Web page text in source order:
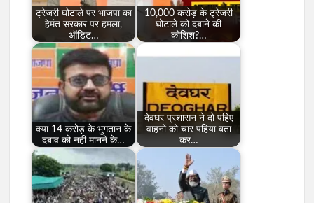
ट्रेजरी घोटाले पर भाजपा का
हेमंत सरकार पर हमला,
ऑडिट…
10,000 करोड़ के ट्रेजरी
घोटाले को दबाने की
कोशिश?…
क्या 14 करोड़ के भुगतान के
दबाव को नहीं मानने के…
देवघर प्रशासन ने दो पहिए
वाहनों को चार पहिया बता
कर…